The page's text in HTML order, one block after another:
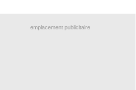
emplacement publicitaire